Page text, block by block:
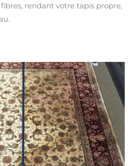
rendant votre tapis propre,